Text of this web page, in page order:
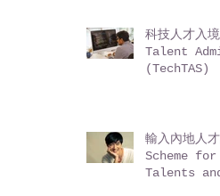
科技人才入
Talent
(TechTAS)
輸入內地人
Scheme
Talents